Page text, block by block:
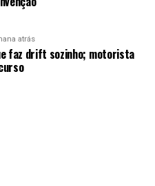
atrás
faz drift sozinho; motorista